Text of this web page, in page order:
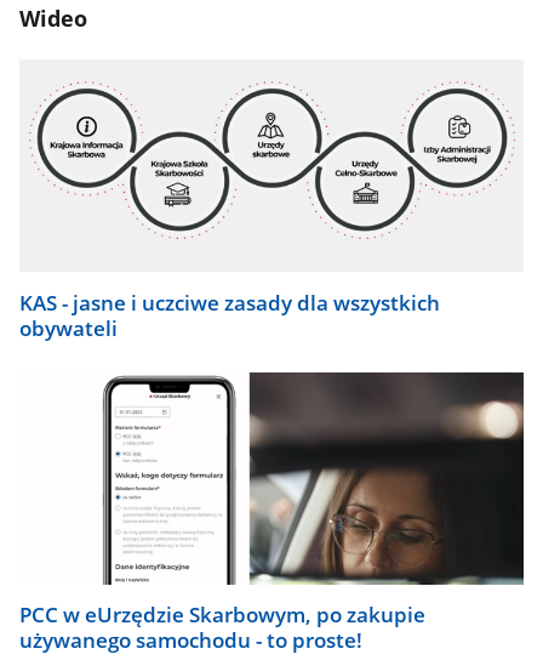
Wideo
KAS - jasne i uczciwe zasady dla wszystkich
obywateli
PCC w eUrzędzie Skarbowym, po zakupie
używanego samochodu - to proste!